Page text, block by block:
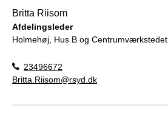
Britta Riisom
Afdelingsleder
Holmehøj, Hus B og Centrumværkstedet
23496672
Britta.Riisom@rsyd.dk